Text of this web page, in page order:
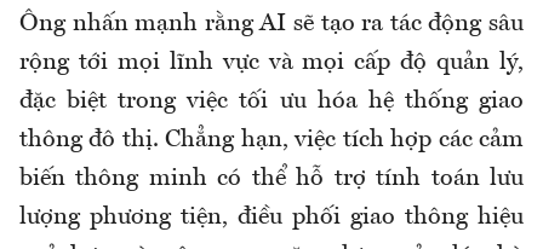
Ông nhấn mạnh rằng AI sẽ tạo ra tác động sâu
rộng tới mọi lĩnh vực và mọi cấp độ quản lý,
đặc biệt trong việc tối ưu hóa hệ thống giao
thông đô thị. Chẳng hạn, việc tích hợp các cảm
biến thông minh có thể hỗ trợ tính toán lưu
lượng phương tiện, điều phối giao thông hiệu